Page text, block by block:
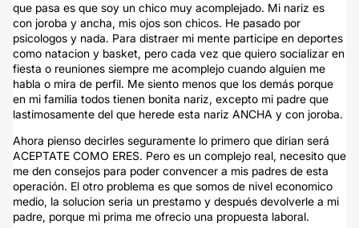
que pasa es que soy un chico muy acomplejado. Mi nariz es
con joroba y ancha, mis ojos son chicos. He pasado por
psicologos y nada. Para distraer mi mente participe en deportes
como natacion y basket, pero cada vez que quiero socializar en
fiesta o reuniones siempre me acomplejo cuando alguien me
habla o mira de perfil. Me siento menos que los demás porque
en mi familia todos tienen bonita nariz, excepto mi padre que
lastimosamente del que herede esta nariz ANCHA y con joroba.
Ahora pienso decirles seguramente lo primero que dirian será
ACEPTATE COMO ERES. Pero es un complejo real, necesito que
me den consejos para poder convencer a mis padres de esta
operación. El otro problema es que somos de nivel economico
medio, la solucion seria un prestamo y después devolverle a mi
padre, porque mi prima me ofrecio una propuesta laboral.